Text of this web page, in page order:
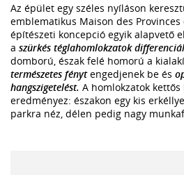
Az épület egy széles nyíláson
emblematikus Maison des Provinces
építészeti koncepció egyik alapvető
a szürkés téglahomlokzatok
domború, észak felé homorú a
természetes fénytengedjenek be és
hangszigetelést. A homlokzatok
eredményez: északon egy kis
parkra néz, délen pedig nagy